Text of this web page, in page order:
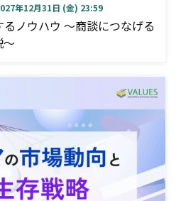
年12月31日 (金) 23:59
ノウハウ ～商談につなげる
～